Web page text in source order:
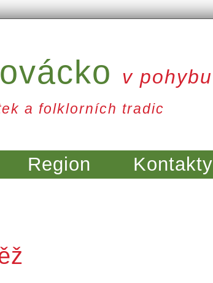
v pohybu
a folklorních tradic
Region Kontakty